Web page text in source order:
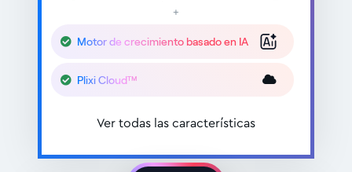
+
Motor de crecimiento basado en IA
Plixi Cloud™
Ver todas las características